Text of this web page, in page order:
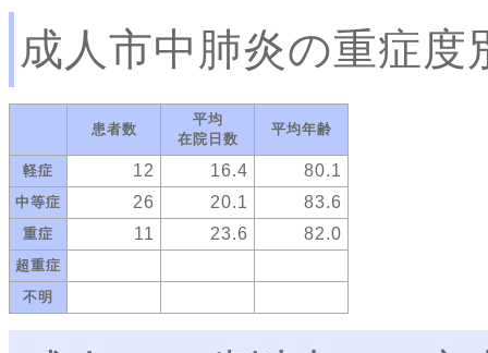
成人市中肺炎の重症度
患者数
平均
在院日数
平均年齢
軽症 12 16.4 80.1
中等症 26 20.1 83.6
重症 11 23.6 82.0
超重症
不明